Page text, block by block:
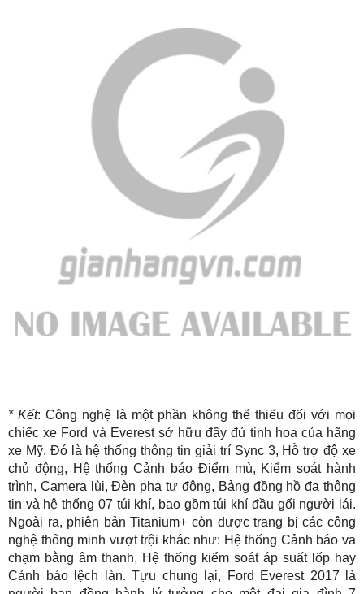
* Kết: Công nghệ là một phần không thể thiếu đối với mọi
chiếc xe Ford và Everest sở hữu đầy đủ tinh hoa của hãng
xe Mỹ. Đó là hệ thống thông tin giải trí Sync 3, Hỗ trợ độ xe
chủ động, Hệ thống Cảnh báo Điểm mù, Kiểm soát hành
trình, Camera lùi, Đèn pha tự động, Bảng đồng hồ đa thông
tin và hệ thống 07 túi khí, bao gồm túi khí đầu gối người lái.
Ngoài ra, phiên bản Titanium+ còn được trang bị các công
nghệ thông minh vượt trội khác như: Hệ thống Cảnh báo va
chạm bằng âm thanh, Hệ thống kiểm soát áp suất lốp hay
Cảnh báo lệch làn. Tựu chung lại, Ford Everest 2017 là